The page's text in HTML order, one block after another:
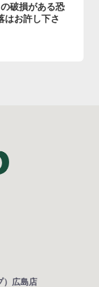
破損がある恐
はお許し下さ
）広島店